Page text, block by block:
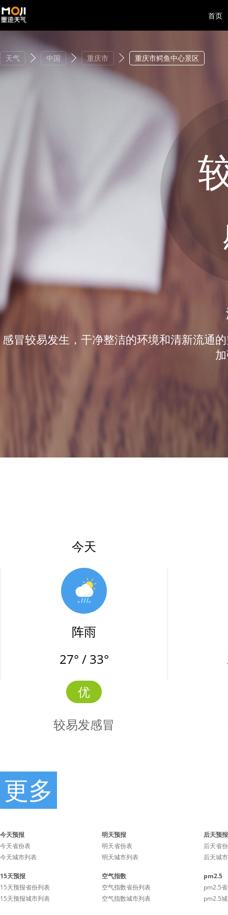
首页
天气 中国 重庆市 重庆市鳄鱼中心景区
感冒较易发生，干净整洁的环境和清新流通
今天
阵雨
27° / 33°
优
较易发感冒
较易发
感冒
感冒较易发生，干净整洁的
环境和清新流通的空气都有
利于降低感冒的几率，体质
感冒容
集的场
更多
时景
今天预报
今天省份表
今天城市列表
明天预报
明天省份表
明天城市列表
后天预报
后天省
后天城
15天预报
15天预报省份列表
15天预报城市列表
空气指数
空气指数省份列表
空气指数城市列表
pm2.5
pm2.5
pm2.5